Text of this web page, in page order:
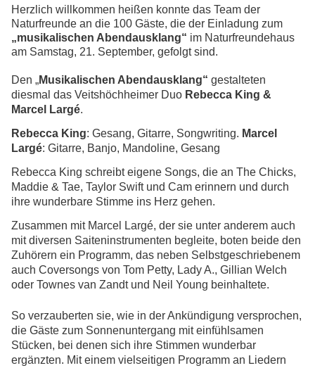
Herzlich willkommen heißen konnte das Team der
Naturfreunde an die 100 Gäste, die der Einladung zum
„musikalischen Abendausklang“ im Naturfreundehaus
am Samstag, 21. September, gefolgt sind.
Den „Musikalischen Abendausklang“ gestalteten
diesmal das Veitshöchheimer Duo Rebecca King &
Marcel Largé.
Rebecca King: Gesang, Gitarre, Songwriting. Marcel
Largé: Gitarre, Banjo, Mandoline, Gesang
Rebecca King schreibt eigene Songs, die an The Chicks,
Maddie & Tae, Taylor Swift und Cam erinnern und durch
ihre wunderbare Stimme ins Herz gehen.
Zusammen mit Marcel Largé, der sie unter anderem auch
mit diversen Saiteninstrumenten begleite, boten beide den
Zuhörern ein Programm, das neben Selbstgeschriebenem
auch Coversongs von Tom Petty, Lady A., Gillian Welch
oder Townes van Zandt und Neil Young beinhaltete.
So verzauberten sie, wie in der Ankündigung versprochen,
die Gäste zum Sonnenuntergang mit einfühlsamen
Stücken, bei denen sich ihre Stimmen wunderbar
ergänzten. Mit einem vielseitigen Programm an Liedern